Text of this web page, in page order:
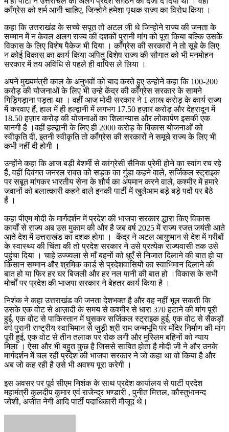
कॉंग्रेस को शर्म आनी चाहिए, जिन्होने हमेशा पृथक राज्य का विरोध किया ।
कहा कि उत्तराखंड के सच्चे सपूत तो अटल जी थे जिन्होने राज्य की जनता के
सम्मान में न केवल अलग राज्य की दशकों पुरानी मांग को पूरा किया बल्कि उसके
विकास के लिए विशेष पैकेज भी दिया । कॉंग्रेस की सरकारों ने तो सूबे के लिए
न कोई विकास का कार्य किया अपितु विशेष राज्य की सौगात को भी मनमोहन
सरकार में तय अविधि से पहले ही वापिस ले लिया ।
अपने मुख्यमंत्री काल के अनुभवों को याद करते हुए उन्होने कहा कि 100-200
करोड़ की योजनाओं के लिए भी उन्हे केंद्र की कॉंग्रेस सरकार के सामने
गिड्गिड़ाना पड़ता था । वहीं आज मोदी सरकार ने 1 लाख करोड़ के कार्य राज्य
में करवाए हैं, हाल में ही हल्द्वानी में लगभग 17.50 हज़ार करोड़ और देहरादून में
18.50 हज़ार करोड़ की योजनाओं का शिलान्यास और लोकार्पण इसकी एक
बानगी है ।वहीं हल्द्वानी के लिए ही 2000 करोड़ के विकास योजनाओं को
स्वीकृति दी, इतनी स्वीकृति तो कॉंग्रेस की सरकारों ने समूचे राज्य के लिए भी
कभी नहीं दी होगी ।
उन्होंने कहा कि आज बड़ी बेशर्मी से कांग्रेसी सैनिक प्रेमी होने का स्वांग रच रहे
हैं, वहीं दिवंगत जनरल रावत को सड़क का गुंडा कहने वाले, सर्जिकल स्ट्राइक
पर सबूत मांगकर भारतीय सेना के शौर्य का अपमान करने वाले, कश्मीर में हमारे
जवानों को बलात्कारी कहने वाले इनकी पार्टी में खुलेआम बड़े बड़े पदों पर बैठे
हैं ।
कहा पीएम मोदी के मार्गदर्शन में प्रदेश की भाजपा सरकार द्धारा किए विकास
कार्यों से राज्य अब उस मुकाम की और है जब वर्ष 2025 में राज्य रजत जयंती आते
आते देश में उत्तराखंड का दशक होगा । केंद्र ने अटल आयुष्मान से देश में गरीबों
के स्वास्थ्य की चिंता की तो प्रदेश सरकार ने उसे प्रत्येक राज्यवासी तक उसे
पहुंचा दिया । चाहे उज्ज्वला से माँ बहनों को धुएँ से निजात दिलाने की बात हो या
किसान सम्मान और श्रमिक कार्ड से प्रदेशवासियों का स्वाभिमान दिलाने की
बात हो या फिर हर घर बिजली और हर नल पानी की बात हो ।विकास के सभी
मोर्चों पर प्रदेश की भाजपा सरकार ने बेहतर कार्य किया है ।
निशंक ने कहा उत्तराखंड की जनता देशभक्त है और वह नहीं भूल सकती कि
उसके एक वोट से आज़ादी के समय से कश्मीर से धारा 370 हटाने की मांग पूरी
हुई, एक वोट से पाकिस्तान में घुसकर सर्जिकल स्ट्राइक हुई, एक वोट से सैकड़ों
वर्ष पुरानी राष्ट्रीय स्वाभिमान से जुड़ी श्री राम जन्मभूमि पर मंदिर निर्माण की मांग
पूरी हुई, एक वोट से तीन तलाक पर रोक लगी और मुस्लिम बहिनों को न्याय
मिला । ऐसा और भी बहुत कुछ है जिससे साबित होता है मोदी जी ने और उनके
मार्गदर्शन में चल रही प्रदेश की भाजपा सरकार ने जो कहा था वो किया है और
अब जो कह रही है उसे भी अवश्य पूरा करेगी ।
इस अवसर पर पूर्व सीएम निशंक के साथ प्रदेश कार्यालय से पार्टी प्रदेश
महामंत्री कुलदीप कुमार एवं राजेन्द्र भण्डारी , पुनीत मित्तल, कौस्तुभानन्द
जोशी, अजीत नेगी आदि पार्टी पदाधिकारी मौजूद थे।